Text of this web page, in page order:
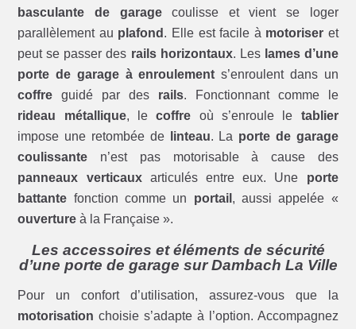
basculante de garagecoulisse et vient se loger
parallèlement au plafond . Elle est facile à motoriser et
peut se passer des rails horizontaux. Les lames d’une
porte de garage à enroulement s’enroulent dans un
coffre guidé par des rails. Fonctionnant comme le
rideau métallique, lecoffre où s’enroule le tablier
impose une retombée de
linteau. La porte de garage
coulissante n’est pas motorisable à cause des
panneaux verticauxarticulés entre eux. Une porte
battante fonction comme un portail , aussi appelée «
ouverture à la Française ».
Les accessoires et éléments de sécurité
d’une porte de garage sur Dambach La Ville
Pour un confort d’utilisation, assurez-vous que la
motorisation choisie s’adapte à l’option. Accompagnez